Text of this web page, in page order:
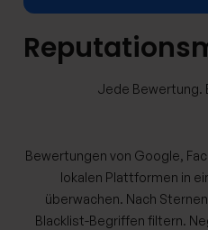
Jede Bewertung.
Bewertungen von Google,
lokalen Plattformen in
überwachen. Nach
Blacklist-Begriffen filtern.